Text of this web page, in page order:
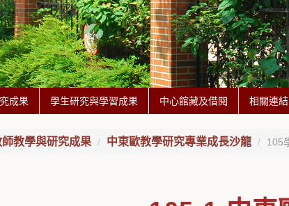
成果 學生研究與學習成果 中心館藏及借閱 相關連結
師教學與研究成果 中東歐教學研究專業成長沙龍 105